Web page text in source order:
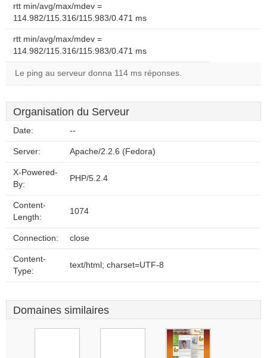
rtt min/avg/max/mdev =
114.982/115.316/115.983/0.471 ms
rtt min/avg/max/mdev =
114.982/115.316/115.983/0.471 ms
Le ping au serveur donna 114 ms réponses.
Organisation du Serveur
Date: --
Server: Apache/2.2.6 (Fedora)
X-Powered-
By:
PHP/5.2.4
Content-
Length:
1074
Connection: close
Content-
Type:
text/html; charset=UTF-8
Domaines similaires